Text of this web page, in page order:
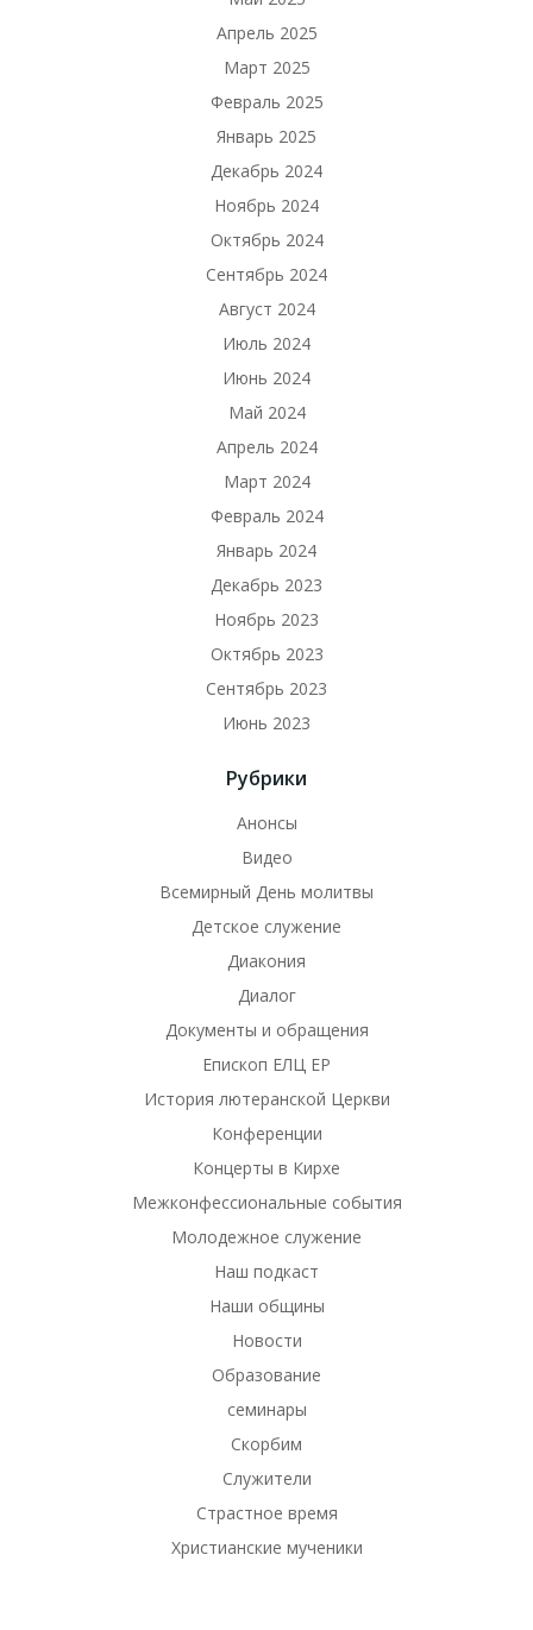
Апрель 2025
Март 2025
Февраль 2025
Январь 2025
Декабрь 2024
Ноябрь 2024
Октябрь 2024
Сентябрь 2024
Август 2024
Июль 2024
Июнь 2024
Май 2024
Апрель 2024
Март 2024
Февраль 2024
Январь 2024
Декабрь 2023
Ноябрь 2023
Октябрь 2023
Сентябрь 2023
Июнь 2023
Рубрики
Анонсы
Видео
Всемирный День молитвы
Детское служение
Диакония
Диалог
Документы и обращения
Епископ ЕЛЦ ЕР
История лютеранской Церкви
Конференции
Концерты в Кирхе
Межконфессиональные события
Молодежное служение
Наш подкаст
Наши общины
Новости
Образование
семинары
Скорбим
Служители
Страстное время
Христианские мученики